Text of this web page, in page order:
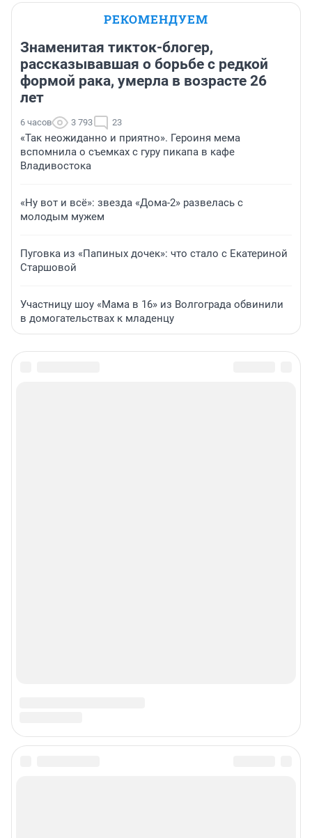
РЕКОМЕНДУЕМ
Знаменитая тикток-блогер,
рассказывавшая о борьбе с редкой
формой рака, умерла в возрасте 26
лет
6 часов 3 793 23
«Так неожиданно и приятно». Героиня мема
вспомнила о съемках с гуру пикапа в кафе
Владивостока
«Ну вот и всё»: звезда «Дома-2» развелась с
молодым мужем
Пуговка из «Папиных дочек»: что стало с Екатериной
Старшовой
Участницу шоу «Мама в 16» из Волгограда обвинили
в домогательствах к младенцу